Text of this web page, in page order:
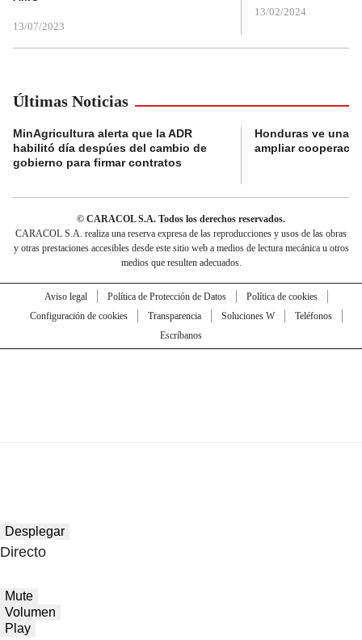
13/07/2023
13/02/2024
Últimas Noticias
MinAgricultura alerta que la ADR
habilitó día despúes del cambio de
gobierno para firmar contratos
Honduras ve una
ampliar
© CARACOL S.A. Todos los derechos reservados.
CARACOL S.A. realiza una reserva expresa de las reproducciones y usos de las obras
y otras prestaciones accesibles desde este sitio web a medios de lectura mecánica u otros
medios que resulten adecuados.
Aviso legal Política de Protección de Datos
Política de cookies
Configuración de cookies
Transparencia Soluciones W
Teléfonos
Escríbanos
Desplegar
Directo
Mute
Volumen
Play